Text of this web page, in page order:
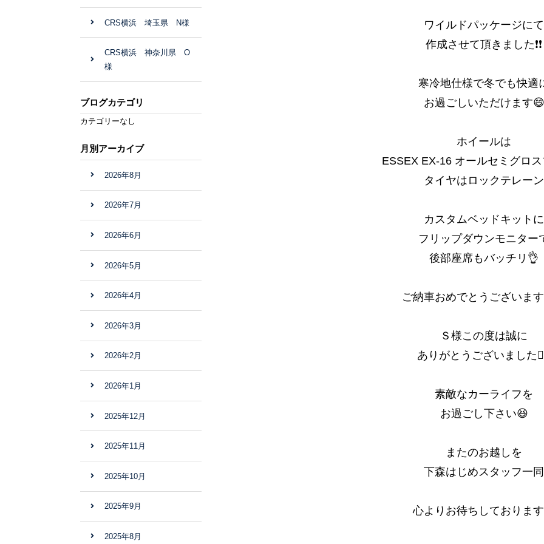
ワイルドパッケージにて
作成させて頂きました❗❗
寒冷地仕様で冬でも快適
お過ごしいただけます😄
ホイールは
ESSEX EX-16 オールセミグロス
タイヤはロックテレーン
カスタムベッドキットに
フリップダウンモニター
後部座席もバッチリ👌
ご納車おめでとうございま
Ｓ様この度は誠に
ありがとうございました
素敵なカーライフを
お過ごし下さい😆
またのお越しを
下森はじめスタッフ一同
心よりお待ちしております
CRS横浜 埼玉県 N様
CRS横浜 神奈川県 O
様
ブログカテゴリ
カテゴリーなし
月別アーカイブ
2026年8月
2026年7月
2026年6月
2026年5月
2026年4月
2026年3月
2026年2月
2026年1月
2025年12月
2025年11月
2025年10月
2025年9月
2025年8月